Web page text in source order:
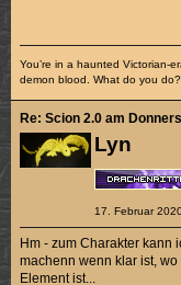
You’re in a haunted Victorian-
demon blood. What do you
Lyn
17. Februar
Re: Scion 2.0 am
Hm - zum Charakter kann
machenn wenn klar ist,
Element ist...